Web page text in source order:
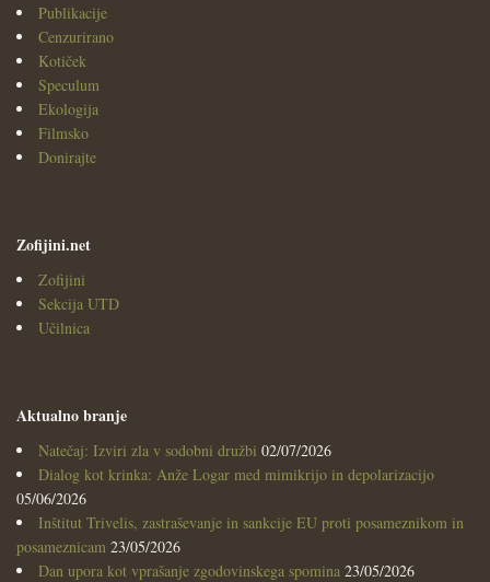
Publikacije
Cenzurirano
Kotiček
Speculum
Ekologija
Filmsko
Donirajte
Zofijini.net
Zofijini
Sekcija UTD
Učilnica
Aktualno branje
Natečaj: Izviri zla v sodobni družbi 02/07/2026
Dialog kot krinka: Anže Logar med mimikrijo in depolarizacijo
05/06/2026
Inštitut Trivelis, zastraševanje in sankcije EU proti posameznikom in
posameznicam 23/05/2026
Dan upora kot vprašanje zgodovinskega spomina 23/05/2026